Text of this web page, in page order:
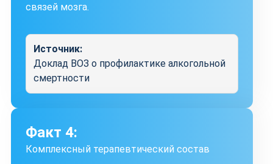
связей мозга.
Источник:
Доклад ВОЗ о профилактике алкогольной
смертности
Факт 4:
Комплексный терапевтический состав